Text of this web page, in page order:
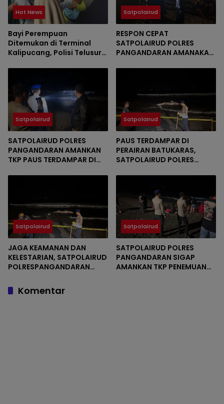
Hot News
Bayi Perempuan
Ditemukan di Terminal
Kalipucang, Polisi Telusuri
Satpolairud
RESPON CEPAT
SATPOLAIRUD POLRES
PANGANDARAN AMANAKAN
BATUKARAS
Satpolairud
SATPOLAIRUD POLRES
PANGANDARAN AMANKAN
TKP PAUS TERDAMPAR DI
Satpolairud
PAUS TERDAMPAR DI
PERAIRAN BATUKARAS,
SATPOLAIRUD POLRES
CEPAT AMANKAN LOKASI
Satpolairud
JAGA KEAMANAN DAN
KELESTARIAN, SATPOLAIRUD
POLRESPANGANDARAN
TERDAMPAR
Satpolairud
SATPOLAIRUD POLRES
PANGANDARAN SIGAP
AMANKAN TKP PENEMUAN
Komentar